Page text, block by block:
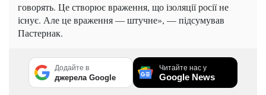
говорять. Це створює враження, що ізоляції росії не
існує. Але це враження — штучне», — підсумував
Пастернак.
Додайте в
джерела Google
Читайте нас у
Google News